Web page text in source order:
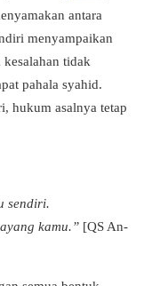
antara
menyampaikan
tidak
pahala syahid.
hukum asalnya tetap
sendiri.
kamu.” [QS An-